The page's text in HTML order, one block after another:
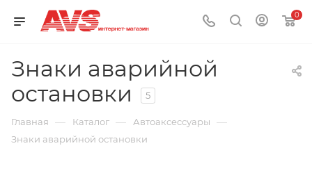
0
Знаки аварийной
остановки
5
Главная — Каталог — Автоаксессуары —
Знаки аварийной остановки